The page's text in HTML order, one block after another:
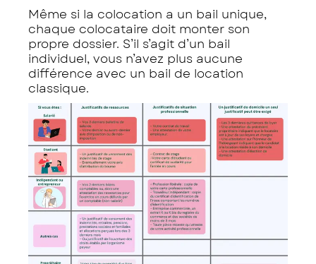
Même si la colocation a un bail unique,
chaque colocataire doit monter son
propre dossier. S’il s’agit d’un bail
individuel, vous n’avez plus aucune
différence avec un bail de location
classique.